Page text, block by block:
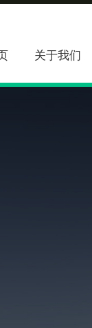
关于我们